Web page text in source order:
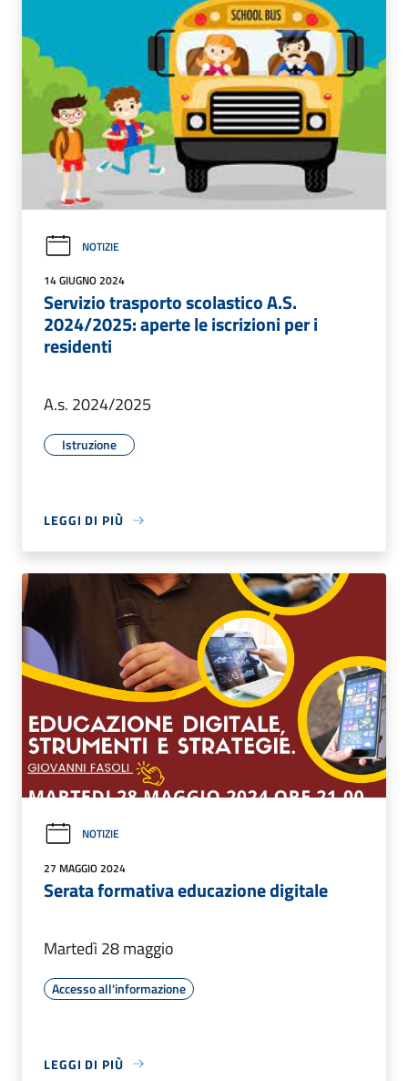
NOTIZIE
14 GIUGNO 2024
Servizio trasporto scolastico A.S.
2024/2025: aperte le iscrizioni per i
residenti
A.s. 2024/2025
Istruzione
LEGGI DI PIÙ
NOTIZIE
27 MAGGIO 2024
Serata formativa educazione digitale
Martedì 28 maggio
Accesso all'informazione
LEGGI DI PIÙ